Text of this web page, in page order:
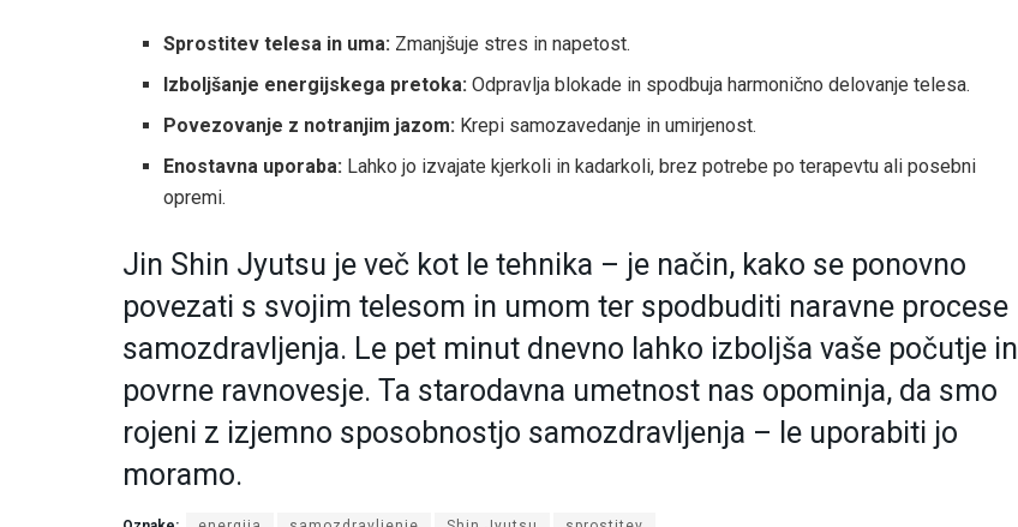
Sprostitev telesa in uma: Zmanjšuje stres in napetost.
Izboljšanje energijskega pretoka: Odpravlja blokade in spodbuja harmonično delovanje telesa.
Povezovanje z notranjim jazom: Krepi samozavedanje in umirjenost.
Enostavna uporaba: Lahko jo izvajate kjerkoli in kadarkoli, brez potrebe po terapevtu ali posebni
opremi.
Jin Shin Jyutsu je več kot le tehnika – je način, kako se ponovno
povezati s svojim telesom in umom ter spodbuditi naravne procese
samozdravljenja. Le pet minut dnevno lahko izboljša vaše počutje in
povrne ravnovesje. Ta starodavna umetnost nas opominja, da smo
rojeni z izjemno sposobnostjo samozdravljenja – le uporabiti jo
moramo.